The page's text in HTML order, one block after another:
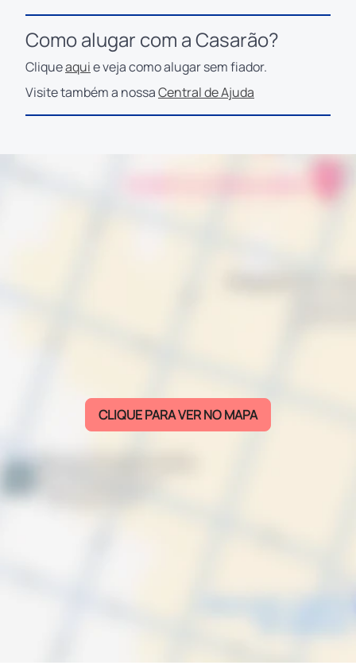
Como alugar com a Casarão?
Cliqueaquie veja como alugar sem fiador.
Visite também a nossaCentral de Ajuda
CLIQUE PARA VER NO MAPA